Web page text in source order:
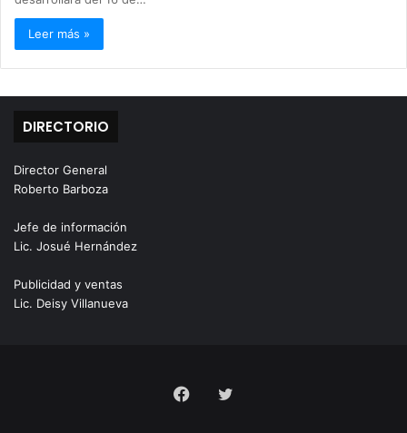
Leer más »
DIRECTORIO
Director General
Roberto Barboza
Jefe de información
Lic. Josué Hernández
Publicidad y ventas
Lic. Deisy Villanueva
FacebookTwitter